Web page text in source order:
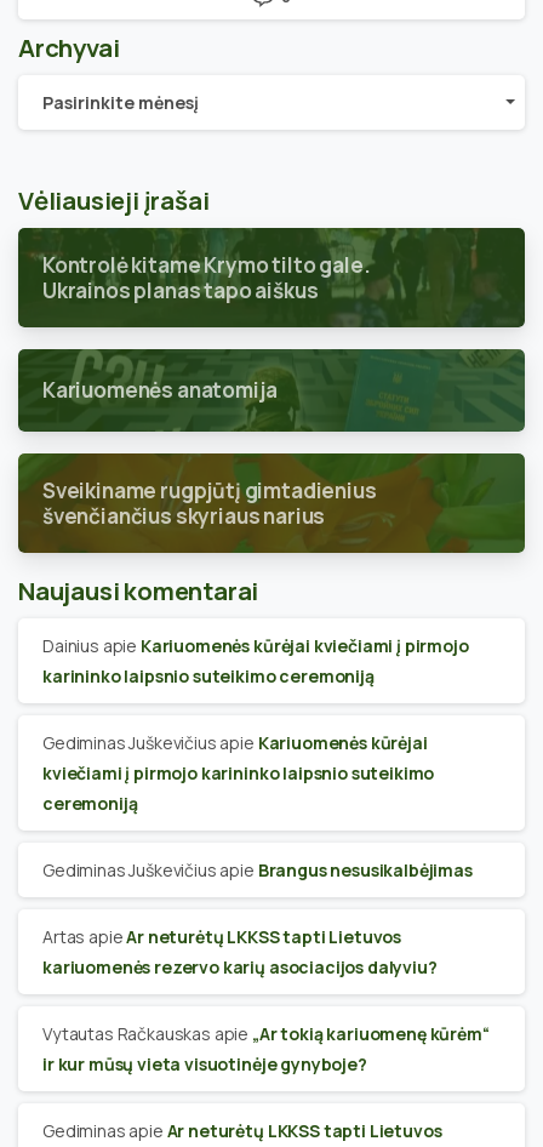
Archyvai
Archyvai
Pasirinkite mėnesį
Vėliausieji įrašai
Kontrolė kitame Krymo tilto gale.
Ukrainos planas tapo aiškus
Kariuomenės anatomija
Sveikiname rugpjūtį gimtadienius
švenčiančius skyriaus narius
Naujausi komentarai
Dainius apie Kariuomenės kūrėjai kviečiami į pirmojo
karininko laipsnio suteikimo ceremoniją
Gediminas Juškevičius apie Kariuomenės kūrėjai
kviečiami į pirmojo karininko laipsnio suteikimo
ceremoniją
Gediminas Juškevičius apie Brangus nesusikalbėjimas
Artas apieAr neturėtų LKKSS tapti Lietuvos
kariuomenės rezervo karių asociacijos dalyviu?
Vytautas Račkauskas apie „Ar tokią kariuomenę kūrėm“
ir kur mūsų vieta visuotinėje gynyboje?
Gediminas apie Ar neturėtų LKKSS tapti Lietuvos